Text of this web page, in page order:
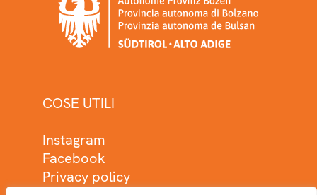
COSE UTILI
Instagram
Facebook
Privacy policy